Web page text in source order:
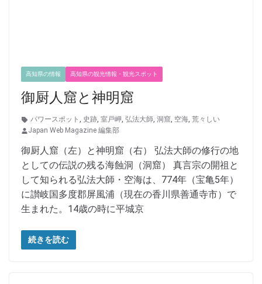
高知県の情報 高知県の観光情報・観光スポット
御厨人窟と神明窟
パワースポット , 史跡, 室戸岬, 弘法大師, 洞窟, 空海, 荒々しい
Japan Web Magazine 編集部
御厨人窟（左）と神明窟（右） 弘法大師の修行の地
としての伝説の残る海蝕洞（洞窟） 真言宗の開祖と
して知られる弘法大師・空海は、774年（宝亀5年）
に讃岐国多度郡屏風浦（現在の香川県善通寺市）で
生まれた。14歳の時に平城京
続きを読む